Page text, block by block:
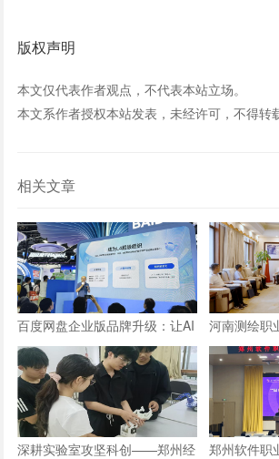
版权声明
本文仅代表作者观点，不代表本站立场。
本文系作者授权本站发表，未经许可，不得转
相关文章
百度网盘企业版品牌升级：让AI
长在数字资产上，成就“超级组
织”
河南测绘职
走的思政课
深耕实验室攻坚科创——郑州经 郑州软件职